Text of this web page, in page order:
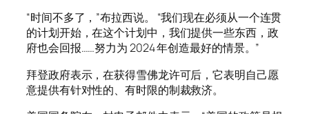
“时间不多了，”布拉西说。 “我们现在必须从一个连贯
的计划开始，在这个计划中，我们提供一些东西，政
府也会回报……努力为 2024 年创造最好的情景。”
拜登政府表示，在获得雪佛龙许可后，它表明自己愿
意提供有针对性的、有时限的制裁救济。